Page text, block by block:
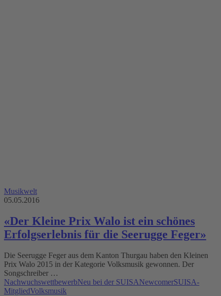
Musikwelt
05.05.2016
«Der Kleine Prix Walo ist ein schönes
Erfolgserlebnis für die Seerugge Feger»
Die Seerugge Feger aus dem Kanton Thurgau haben den Kleinen
Prix Walo 2015 in der Kategorie Volksmusik gewonnen. Der
Songschreiber …
NachwuchswettbewerbNeu bei der SUISANewcomerSUISA-
MitgliedVolksmusik